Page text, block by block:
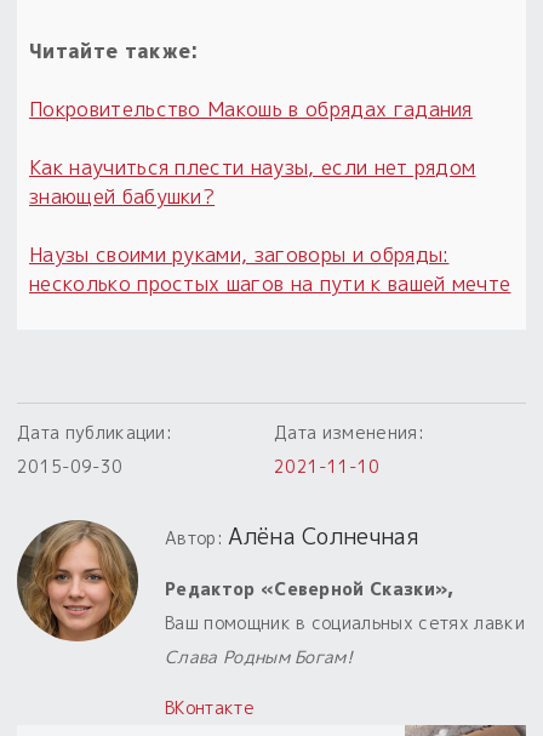
Читайте также:
Покровительство Макошь в обрядах гадания
Как научиться плести наузы, если нет рядом
знающей бабушки?
Наузы своими руками, заговоры и обряды:
несколько простых шагов на пути к вашей мечте
Дата публикации:
2015-09-30
Дата изменения:
2021-11-10
Автор:Алёна Солнечная
Редактор «Северной Сказки»,
Ваш помощник в социальных сетях лавки
Слава Родным Богам!
ВКонтакте